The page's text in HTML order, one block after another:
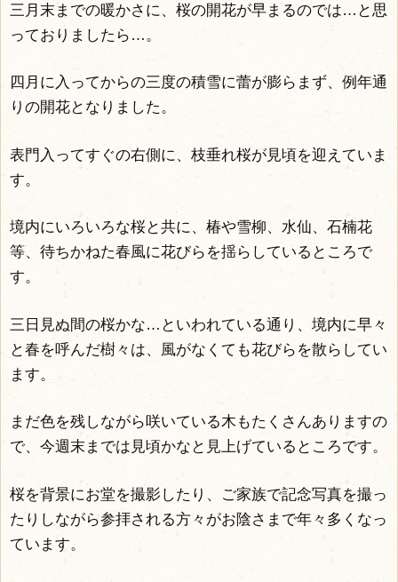
三月末までの暖かさに、桜の開花が早まるのでは…と思
っておりましたら…。
四月に入ってからの三度の積雪に蕾が膨らまず、例年通
りの開花となりました。
表門入ってすぐの右側に、枝垂れ桜が見頃を迎えていま
す。
境内にいろいろな桜と共に、椿や雪柳、水仙、石楠花
等、待ちかねた春風に花びらを揺らしているところで
す。
三日見ぬ間の桜かな…といわれている通り、境内に早々
と春を呼んだ樹々は、風がなくても花びらを散らしてい
ます。
まだ色を残しながら咲いている木もたくさんありますの
で、今週末までは見頃かなと見上げているところです。
桜を背景にお堂を撮影したり、ご家族で記念写真を撮っ
たりしながら参拝される方々がお陰さまで年々多くなっ
ています。